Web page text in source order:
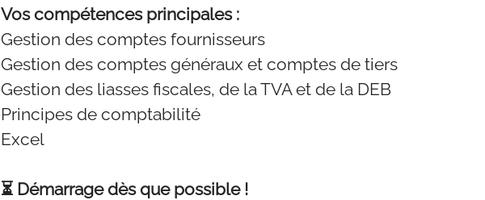
Vos compétences principales :
Gestion des comptes fournisseurs
Gestion des comptes généraux et comptes de tiers
Gestion des liasses fiscales, de la TVA et de la DEB
Principes de comptabilité
Excel
⏳ Démarrage dès que possible !